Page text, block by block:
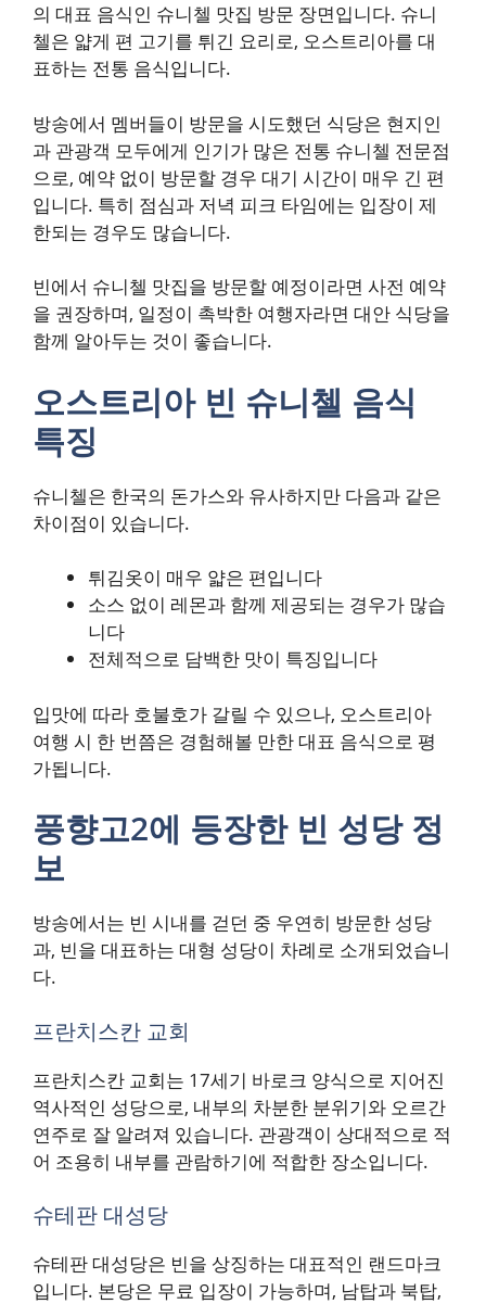
의 대표 음식인 슈니첼 맛집 방문 장면입니다. 슈니
첼은 얇게 편 고기를 튀긴 요리로, 오스트리아를 대
표하는 전통 음식입니다.
방송에서 멤버들이 방문을 시도했던 식당은 현지인
과 관광객 모두에게 인기가 많은 전통 슈니첼 전문점
으로, 예약 없이 방문할 경우 대기 시간이 매우 긴 편
입니다. 특히 점심과 저녁 피크 타임에는 입장이 제
한되는 경우도 많습니다.
빈에서 슈니첼 맛집을 방문할 예정이라면 사전 예약
을 권장하며, 일정이 촉박한 여행자라면 대안 식당을
함께 알아두는 것이 좋습니다.
오스트리아 빈 슈니첼 음식
특징
슈니첼은 한국의 돈가스와 유사하지만 다음과 같은
차이점이 있습니다.
튀김옷이 매우 얇은 편입니다
소스 없이 레몬과 함께 제공되는 경우가 많습
니다
전체적으로 담백한 맛이 특징입니다
입맛에 따라 호불호가 갈릴 수 있으나, 오스트리아
여행 시 한 번쯤은 경험해볼 만한 대표 음식으로 평
가됩니다.
풍향고2에 등장한 빈 성당 정
보
방송에서는 빈 시내를 걷던 중 우연히 방문한 성당
과, 빈을 대표하는 대형 성당이 차례로 소개되었습니
다.
프란치스칸 교회
프란치스칸 교회는 17세기 바로크 양식으로 지어진
역사적인 성당으로, 내부의 차분한 분위기와 오르간
연주로 잘 알려져 있습니다. 관광객이 상대적으로 적
어 조용히 내부를 관람하기에 적합한 장소입니다.
슈테판 대성당
슈테판 대성당은 빈을 상징하는 대표적인 랜드마크
입니다. 본당은 무료 입장이 가능하며, 남탑과 북탑,